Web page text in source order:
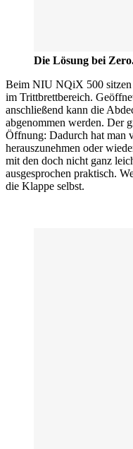
Die Lösung bei
Beim NIU NQiX 500 sitzen
im Trittbrettbereich.
anschließend kann die
abgenommen werden. Der
Öffnung: Dadurch hat man
herauszunehmen oder
mit den doch nicht ganz
ausgesprochen praktisch.
die Klappe selbst.